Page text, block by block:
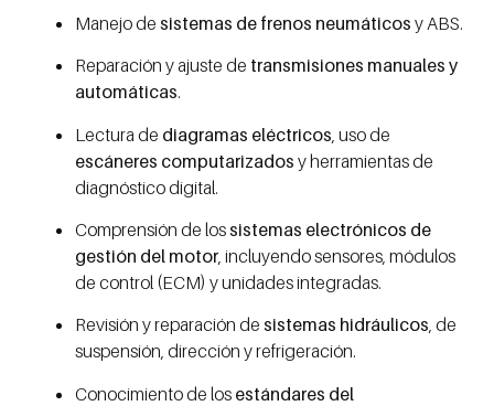
Manejo de sistemas de frenos neumáticos y ABS.
Reparación y ajuste de transmisiones manuales y
automáticas.
Lectura de diagramas eléctricos , uso de
escáneres computarizados y herramientas de
diagnóstico digital.
Comprensión de lossistemas electrónicos de
gestión del motor , incluyendo sensores, módulos
de control (ECM) y unidades integradas.
Revisión y reparación de sistemas hidráulicos, de
suspensión, dirección y refrigeración.
Conocimiento de los estándares del